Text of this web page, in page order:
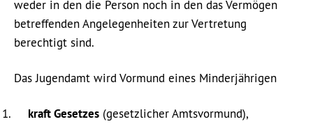
weder in den die Person noch in den das Vermögen
betreffenden Angelegenheiten zur Vertretung
berechtigt sind.
Das Jugendamt wird Vormund eines Minderjährigen
kraft Gesetzes (gesetzlicher Amtsvormund),